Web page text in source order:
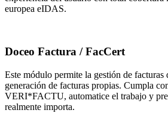
europea eIDAS.
Doceo Factura / FacCert
Este módulo permite la gestión de facturas
generación de facturas propias. Cumpla
VERI*FACTU, automatice el trabajo y
realmente importa.